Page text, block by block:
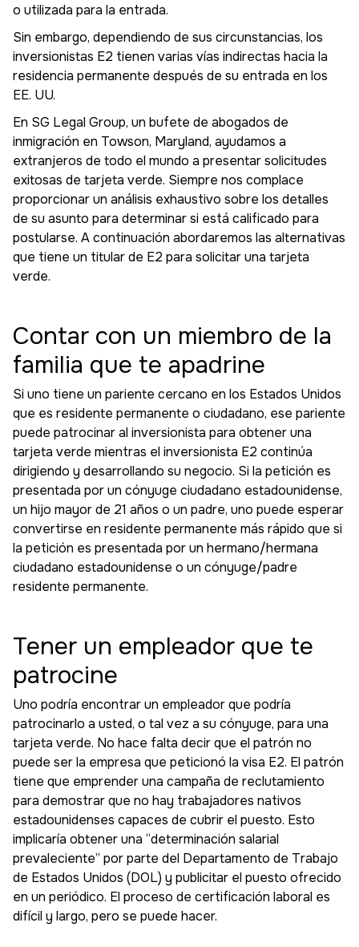
o utilizada para la entrada.
Sin embargo, dependiendo de sus circunstancias, los
inversionistas E2 tienen varias vías indirectas hacia la
residencia permanente después de su entrada en los
EE. UU.
En SG Legal Group, un bufete de abogados de
inmigración en Towson, Maryland, ayudamos a
extranjeros de todo el mundo a presentar solicitudes
exitosas de tarjeta verde. Siempre nos complace
proporcionar un análisis exhaustivo sobre los detalles
de su asunto para determinar si está calificado para
postularse. A continuación abordaremos las alternativas
que tiene un titular de E2 para solicitar una tarjeta
verde.
Contar con un miembro de la
familia que te apadrine
Si uno tiene un pariente cercano en los Estados Unidos
que es residente permanente o ciudadano, ese pariente
puede patrocinar al inversionista para obtener una
tarjeta verde mientras el inversionista E2 continúa
dirigiendo y desarrollando su negocio. Si la petición es
presentada por un cónyuge ciudadano estadounidense,
un hijo mayor de 21 años o un padre, uno puede esperar
convertirse en residente permanente más rápido que si
la petición es presentada por un hermano/hermana
ciudadano estadounidense o un cónyuge/padre
residente permanente.
Tener un empleador que te
patrocine
Uno podría encontrar un empleador que podría
patrocinarlo a usted, o tal vez a su cónyuge, para una
tarjeta verde. No hace falta decir que el patrón no
puede ser la empresa que peticionó la visa E2. El patrón
tiene que emprender una campaña de reclutamiento
para demostrar que no hay trabajadores nativos
estadounidenses capaces de cubrir el puesto. Esto
implicaría obtener una “determinación salarial
prevaleciente” por parte del Departamento de Trabajo
de Estados Unidos (DOL) y publicitar el puesto ofrecido
en un periódico. El proceso de certificación laboral es
difícil y largo, pero se puede hacer.